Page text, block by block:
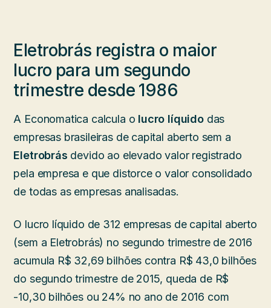
Eletrobrás registra o maior
lucro para um segundo
trimestre desde 1986
A Economatica calcula o lucro líquidodas
empresas brasileiras de capital aberto sem a
Eletrobrás devido ao elevado valor registrado
pela empresa e que distorce o valor consolidado
de todas as empresas analisadas.
O lucro líquido de 312 empresas de capital aberto
(sem a Eletrobrás) no segundo trimestre de 2016
acumula R$ 32,69 bilhões contra R$ 43,0 bilhões
do segundo trimestre de 2015, queda de R$
-10,30 bilhões ou 24% no ano de 2016 com